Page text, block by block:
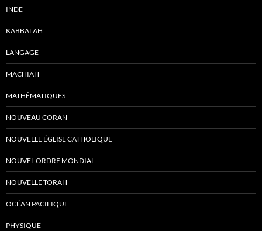
INDE
KABBALAH
LANGAGE
MACHIAH
MATHÉMATIQUES
NOUVEAU CORAN
NOUVELLE ÉGLISE CATHOLIQUE
NOUVEL ORDRE MONDIAL
NOUVELLE TORAH
OCÉAN PACIFIQUE
PHYSIQUE